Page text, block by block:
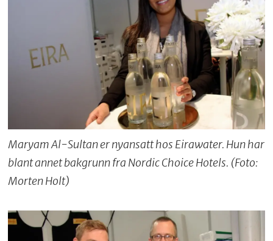
Maryam Al-Sultan er nyansatt hos Eirawater. Hun har
blant annet bakgrunn fra Nordic Choice Hotels. (Foto:
Morten Holt)